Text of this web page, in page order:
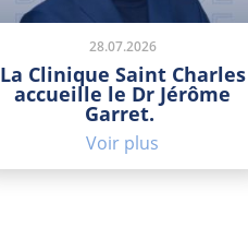
28.07.2026
La Clinique Saint Charles
accueille le Dr Jérôme
Garret.
Voir plus